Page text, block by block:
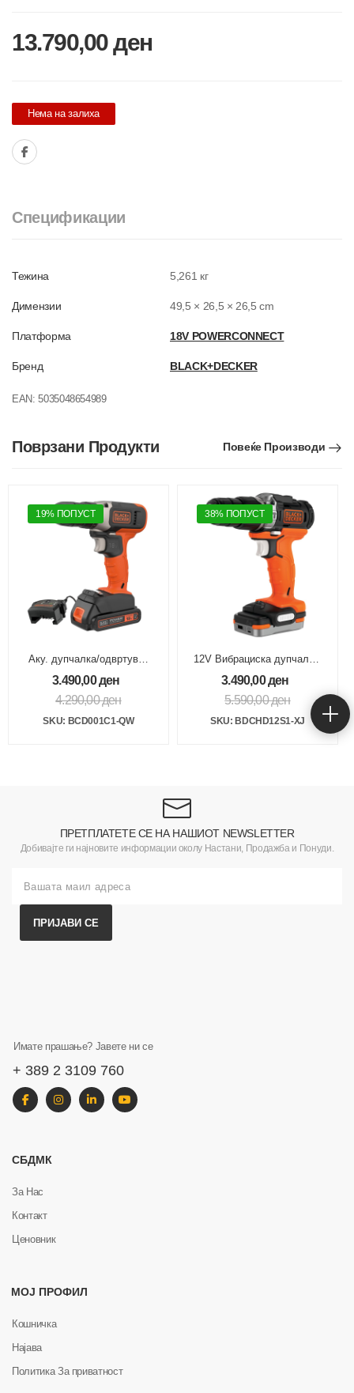
13.790,00ден
Нема на залиха
Спецификации
Тежина 5,261 кг
Димензии 49,5 × 26,5 × 26,5 cm
Платформа 18V POWERCONNECT
Бренд BLACK+DECKER
EAN:5035048654989
Поврзани Продукти Повеќе Производи
19% ПОПУСТ
Аку. дупчалка/одвртувач
18V 1.5Ah 37Nm
3.490,00ден
4.290,00ден
SKU: BCD001C1-QW
38% ПОПУСТ
12V Вибрациска дупчалка/
одвртувач 1х1.5Ah USB
3.490,00ден
5.590,00ден
SKU: BDCHD12S1-XJ
ПРЕТПЛАТЕТЕ СЕ НА НАШИОТ NEWSLETTER
Добивајте ги најновите информации околу Настани, Продажба и Понуди.
ПРИЈАВИ СЕ
Имате прашање? Јавете ни се
+ 389 2 3109 760
СБДМК
За Нас
Контакт
Ценовник
МОЈ ПРОФИЛ
Кошничка
Најава
Политика За приватност